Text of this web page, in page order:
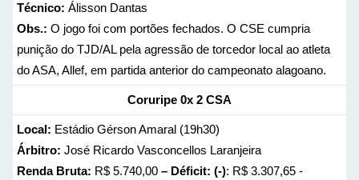
Técnico: Álisson Dantas
Obs.: O jogo foi com portões fechados. O CSE cumpria
punição do TJD/AL pela agressão de torcedor local ao atleta
do ASA, Allef, em partida anterior do campeonato alagoano.
Coruripe 0x 2 CSA
Local: Estádio Gérson Amaral (19h30)
Árbitro: José Ricardo Vasconcellos Laranjeira
Renda Bruta: R$ 5.740,00– Déficit: (-): R$ 3.307,65 -